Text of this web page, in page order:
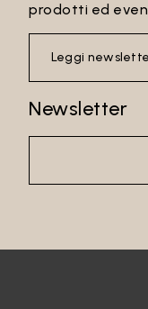
prodotti ed
Leggi
Newsletter